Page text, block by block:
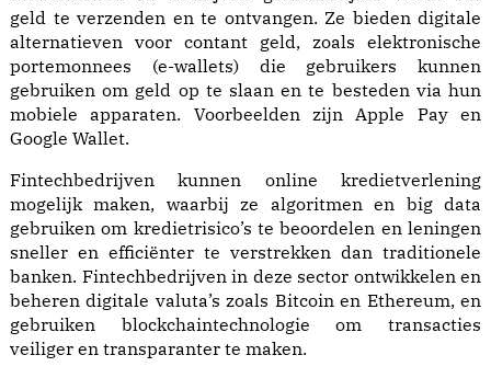
geld te verzenden en te ontvangen. Ze bieden digitale
alternatieven voor contant geld, zoals elektronische
portemonnees (e-wallets) die gebruikers kunnen
gebruiken om geld op te slaan en te besteden via hun
mobiele apparaten. Voorbeelden zijn Apple Pay en
Google Wallet.
Fintechbedrijven kunnen online kredietverlening
mogelijk maken, waarbij ze algoritmen en big data
gebruiken om kredietrisico’s te beoordelen en leningen
sneller en efficiënter te verstrekken dan traditionele
banken. Fintechbedrijven in deze sector ontwikkelen en
beheren digitale valuta’s zoals Bitcoin en Ethereum, en
gebruiken blockchaintechnologie om transacties
veiliger en transparanter te maken.